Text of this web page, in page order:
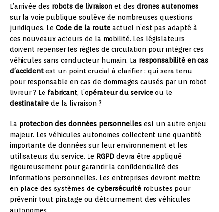
L’arrivée des robots de livraison et des drones autonomes
sur la voie publique soulève de nombreuses questions
juridiques. Le Code de la route actuel n’est pas adapté à
ces nouveaux acteurs de la mobilité. Les législateurs
doivent repenser les règles de circulation pour intégrer ces
véhicules sans conducteur humain. La responsabilité en cas
d’accident est un point crucial à clarifier : qui sera tenu
pour responsable en cas de dommages causés par un robot
livreur ? Le fabricant, l’opérateur du service ou le
destinataire de la livraison ?
La protection des données personnelles est un autre enjeu
majeur. Les véhicules autonomes collectent une quantité
importante de données sur leur environnement et les
utilisateurs du service. Le RGPD devra être appliqué
rigoureusement pour garantir la confidentialité des
informations personnelles. Les entreprises devront mettre
en place des systèmes de cybersécurité robustes pour
prévenir tout piratage ou détournement des véhicules
autonomes.